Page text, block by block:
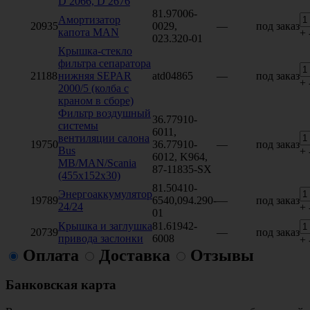
20935
Амортизатор
капота MAN
81.97006-
0029,
023.320-01
— под заказ
+
21188
Крышка-стекло
фильтра сепаратора
нижняя SEPAR
2000/5 (колба с
краном в сборе)
atd04865 — под заказ
+
19750
Фильтр воздушный
системы
вентиляции салона
Bus
MB/MAN/Scania
(455х152х30)
36.77910-
6011,
36.77910-
6012, K964,
87-11835-SX
— под заказ
+
19789
Энергоаккумулятор
24/24
81.50410-
6540,094.290-
01
— под заказ
+
20739
Крышка и заглушка
привода заслонки
81.61942-
6008
— под заказ
+
Оплата Доставка Отзывы
Банковская карта